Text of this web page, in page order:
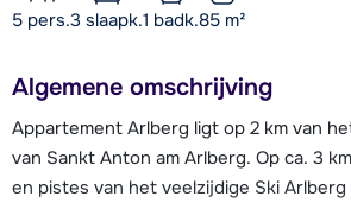
5 pers.3 slaapk.1 badk.85 m²
Algemene omschrijving
Appartement Arlberg ligt op 2 km van
van Sankt Anton am Arlberg. Op ca. 3
en pistes van het veelzijdige Ski Arlberg